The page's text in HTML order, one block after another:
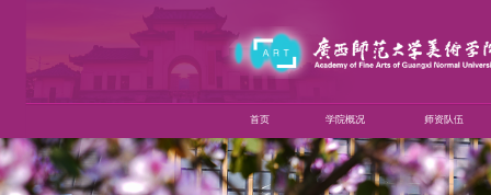
首页 学院概况 师资队伍